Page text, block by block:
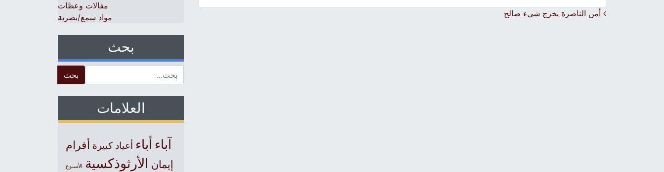
Post navigation
أمن الناصرة يخرج شيء صالح
مقالات وعظات
مواد سمع/بصرية
بحث
العلامات
آباء أباء أعياد كبيرة أفرام
إيمان الأرثوذكسية الأسبوع